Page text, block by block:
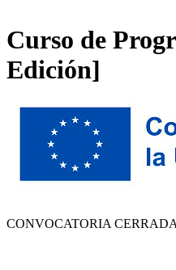
Curso de
Edición]
CONVOCATORIA CERRADA